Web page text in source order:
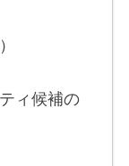
ィ候補の